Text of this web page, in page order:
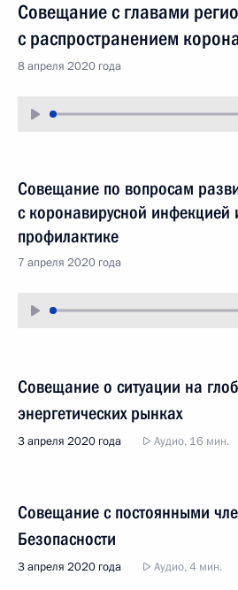
Совещание с главами
с распространением
8 апреля 2020 года
Совещание по вопросам
с коронавирусной
профилактике
7 апреля 2020 года
Совещание о ситуации на
энергетических рынках
3 апреля 2020 года Аудио, 16 мин.
Совещание с постоянными
Безопасности
3 апреля 2020 года Аудио, 4 мин.